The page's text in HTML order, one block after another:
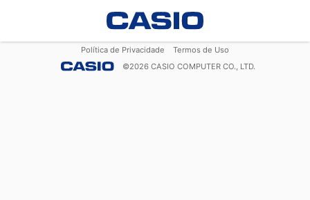
Política de Privacidade
Termos de Uso
©2026 CASIO COMPUTER CO., LTD.